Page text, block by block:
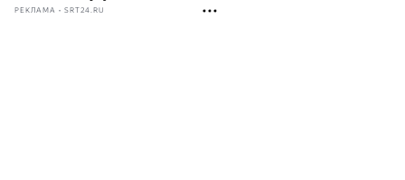
РЕКЛАМА • SRT24.RU